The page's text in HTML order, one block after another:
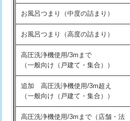
式）)
交換・取付(混合水栓（壁付・デッキ
式・ワンホール）)
交換・取付(排水栓・排水トラップ
（P/S/ポップアップ））
交換・取付（その他部品）
持込商品取付（単水栓）
お風呂つまり（中度の詰まり）
お風呂つまり（高度の詰まり）
高圧洗浄機使用/3mまで
（一般向け（戸建て・集合））
追加 高圧洗浄機使用/3m超え
（一般向け（戸建て・集合））
高圧洗浄機使用/3mまで（店舗・法